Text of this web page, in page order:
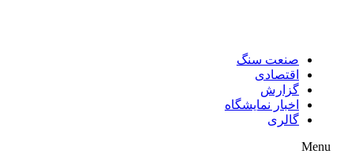
صنعت سنگ
اقتصادی
گزارش
اخبار نمایشگاه
گالری
Menu